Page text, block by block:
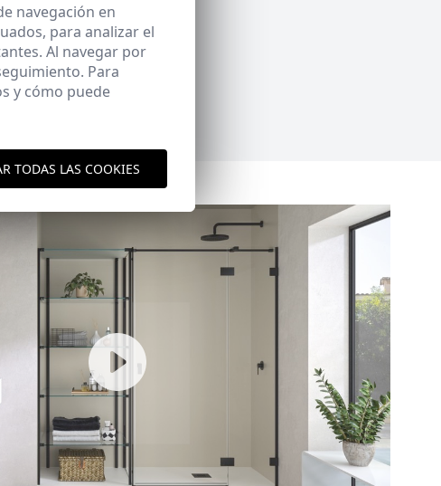
navegación en
para analizar el
Al navegar por
Para
y cómo puede
TODAS LAS COOKIES